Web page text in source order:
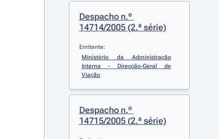
Despacho n.º
14714/2005 (2.ª série)
Emitente:
Ministério da Administração
Interna - Direcção-Geral de
Viação
Despacho n.º
14715/2005 (2.ª série)